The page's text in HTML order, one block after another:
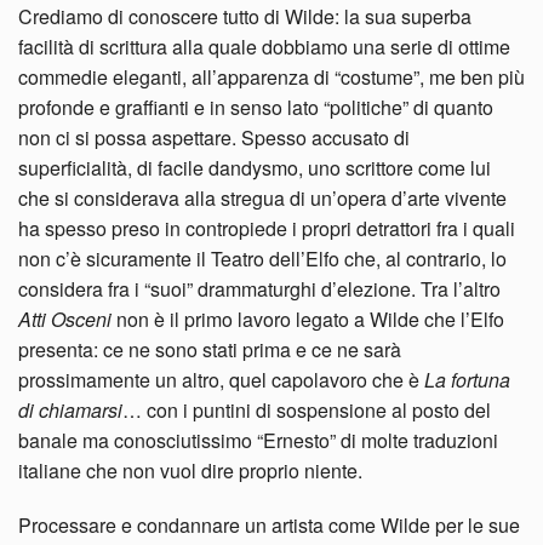
Crediamo di conoscere tutto di Wilde: la sua superba
facilità di scrittura alla quale dobbiamo una serie di ottime
commedie eleganti, all’apparenza di “costume”, me ben più
profonde e graffianti e in senso lato “politiche” di quanto
non ci si possa aspettare. Spesso accusato di
superficialità, di facile dandysmo, uno scrittore come lui
che si considerava alla stregua di un’opera d’arte vivente
ha spesso preso in contropiede i propri detrattori fra i quali
non c’è sicuramente il Teatro dell’Elfo che, al contrario, lo
considera fra i “suoi” drammaturghi d’elezione. Tra l’altro
Atti Osceni non è il primo lavoro legato a Wilde che l’Elfo
presenta: ce ne sono stati prima e ce ne sarà
prossimamente un altro, quel capolavoro che èLa fortuna
di chiamarsi… con i puntini di sospensione al posto del
banale ma conosciutissimo “Ernesto” di molte traduzioni
italiane che non vuol dire proprio niente.
Processare e condannare un artista come Wilde per le sue